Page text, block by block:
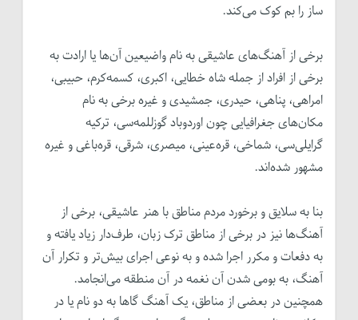
ساز را بم کوک می‌کند.
برخی از آهنگ‌های عاشیقی به نام واضیعین آن‌ها یا ارادت به
برخی از افراد از جمله شاه خطایی، اکبری، کسمه‌کرم، حبیبی،
امراهی، پناهی، حیدری، جمشیدی و غیره برخی به نام
مکان‌های جغرافیایی چون اوردوباد گوزللمه‌سی، ترکیه
گرایلی‌سی، شماخی، قره‌عینی، میصری، شرقی، قره‌باغی و غیره
مشهور شده‌اند.
بنا به سلایق و برخورد مردم مناطق با هنر عاشیقی، برخی از
آهنگ‌ها نیز در برخی از مناطق ترک زبان، طرف‌دار زیاد یافته و
به دفعات و مکرر اجرا شده و به نوعی اجرای بیش‌تر و تکرار آن
آهنگ، به بومی شدن آن نغمه در آن منطقه می‌انجامد.
همچنین در بعضی از مناطق، یک آهنگ گاها به دو نام یا در